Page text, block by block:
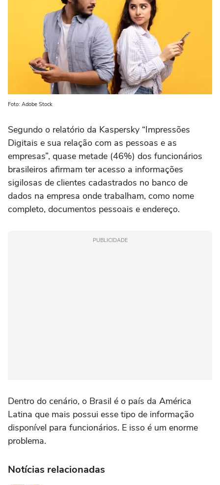
Foto: Adobe Stock
Segundo o relatório da Kaspersky “Impressões
Digitais e sua relação com as pessoas e as
empresas”, quase metade (46%) dos funcionários
brasileiros afirmam ter acesso a informações
sigilosas de clientes cadastrados no banco de
dados na empresa onde trabalham, como nome
completo, documentos pessoais e endereço.
PUBLICIDADE
Dentro do cenário, o Brasil é o país da América
Latina que mais possui esse tipo de informação
disponível para funcionários. E isso é um enorme
problema.
Notícias relacionadas